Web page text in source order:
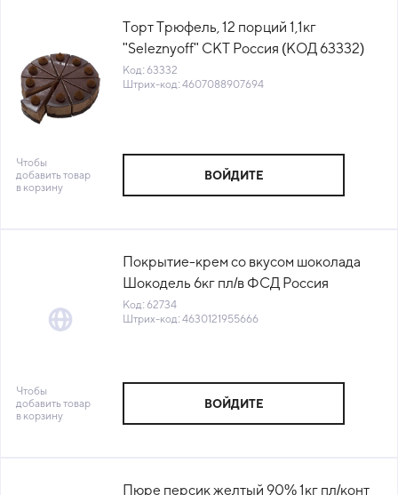
Торт Трюфель, 12 порций 1,1кг
"Seleznyoff" СКТ Россия (КОД 63332)
(-18°С)
Код: 63332
Штрих-код: 4607088907694
Чтобы
добавить товар
в корзину
ВОЙДИТЕ
Покрытие-крем со вкусом шоколада
Шокодель 6кг пл/в ФСД Россия
(ПК-001) (КОД 62734) (+18°С)
Код: 62734
Штрих-код: 4630121955666
Чтобы
добавить товар
в корзину
ВОЙДИТЕ
Пюре персик желтый 90% 1кг пл/конт